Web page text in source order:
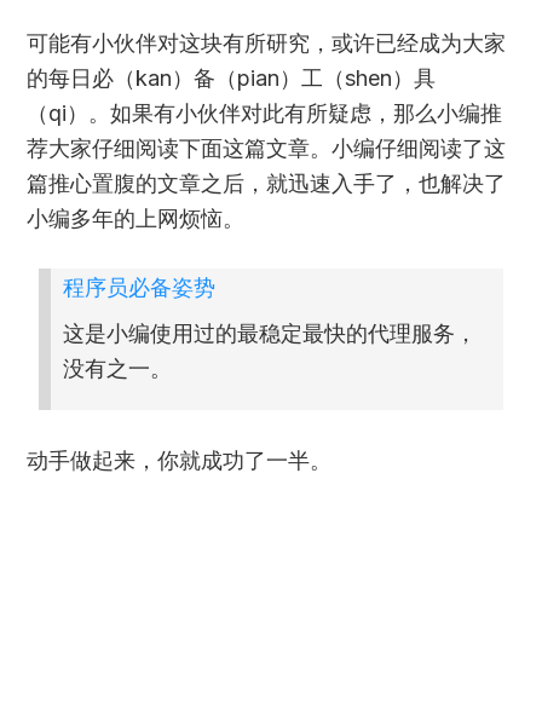
可能有小伙伴对这块有所研究，或许已经成为大家
的每日必（kan）备（pian）工（shen）具
（qi）。如果有小伙伴对此有所疑虑，那么小编推
荐大家仔细阅读下面这篇文章。小编仔细阅读了这
篇推心置腹的文章之后，就迅速入手了，也解决了
小编多年的上网烦恼。
程序员必备姿势
这是小编使用过的最稳定最快的代理服务，
没有之一。
动手做起来，你就成功了一半。